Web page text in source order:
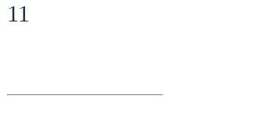
11